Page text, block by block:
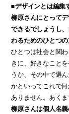
■デザインとは編集
柳原さんにとって
できるでしょうし
わるためのひとつ
ひとつは社会と関
きに、好きなこと
うか、その中で選ん
かといってこれで
ありません。あく
柳原さんは個人名